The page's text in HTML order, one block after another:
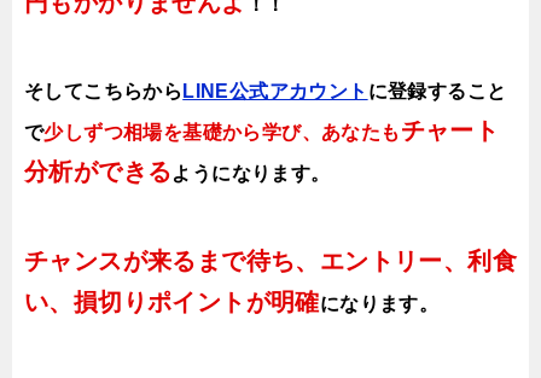
そしてこちらから LINE公式アカウント に登録すること
で少しずつ相場を基礎から学び、あなたも チャート
分析ができるようになります。
チャンスが来るまで待ち、エントリー、利食
い、損切りポイントが明確になります。